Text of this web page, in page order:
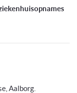
Aalborg.